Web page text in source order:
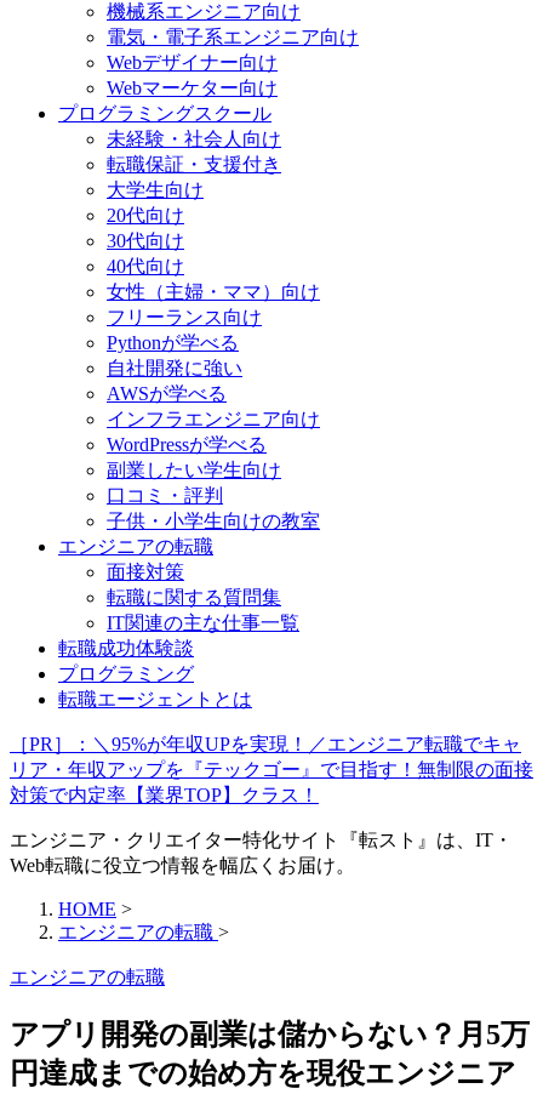
機械系エンジニア向け
電気・電子系エンジニア向け
Webデザイナー向け
Webマーケター向け
プログラミングスクール
未経験・社会人向け
転職保証・支援付き
大学生向け
20代向け
30代向け
40代向け
女性（主婦・ママ）向け
フリーランス向け
Pythonが学べる
自社開発に強い
AWSが学べる
インフラエンジニア向け
WordPressが学べる
副業したい学生向け
口コミ・評判
子供・小学生向けの教室
エンジニアの転職
面接対策
転職に関する質問集
IT関連の主な仕事一覧
転職成功体験談
プログラミング
転職エージェントとは
［PR］：＼95%が年収UPを実現！／エンジニア転職でキャ
リア・年収アップを『テックゴー』で目指す！無制限の面接
対策で内定率【業界TOP】クラス！
エンジニア・クリエイター特化サイト『転スト』は、IT・
Web転職に役立つ情報を幅広くお届け。
HOME >
エンジニアの転職 >
エンジニアの転職
アプリ開発の副業は儲からない？月5万
円達成までの始め方を現役エンジニア